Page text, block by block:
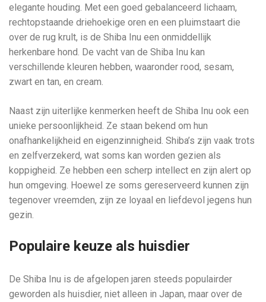
elegante houding. Met een goed gebalanceerd lichaam,
rechtopstaande driehoekige oren en een pluimstaart die
over de rug krult, is de Shiba Inu een onmiddellijk
herkenbare hond. De vacht van de Shiba Inu kan
verschillende kleuren hebben, waaronder rood, sesam,
zwart en tan, en cream.
Naast zijn uiterlijke kenmerken heeft de Shiba Inu ook een
unieke persoonlijkheid. Ze staan bekend om hun
onafhankelijkheid en eigenzinnigheid. Shiba’s zijn vaak trots
en zelfverzekerd, wat soms kan worden gezien als
koppigheid. Ze hebben een scherp intellect en zijn alert op
hun omgeving. Hoewel ze soms gereserveerd kunnen zijn
tegenover vreemden, zijn ze loyaal en liefdevol jegens hun
gezin.
Populaire keuze als huisdier
De Shiba Inu is de afgelopen jaren steeds populairder
geworden als huisdier, niet alleen in Japan, maar over de